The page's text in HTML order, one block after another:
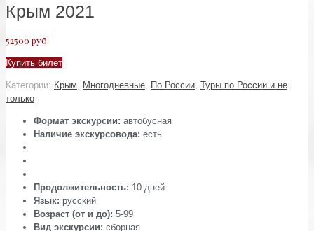
Крым 2021
52500 руб.
Купить билет
Категории: Крым Многодневные По России Туры по России и не
только
Формат экскурсии: автобусная
Наличие экскурсовода: есть
Продолжительность: 10 дней
Язык: русский
Возраст (от и до): 5-99
Вид экскурсии: сборная